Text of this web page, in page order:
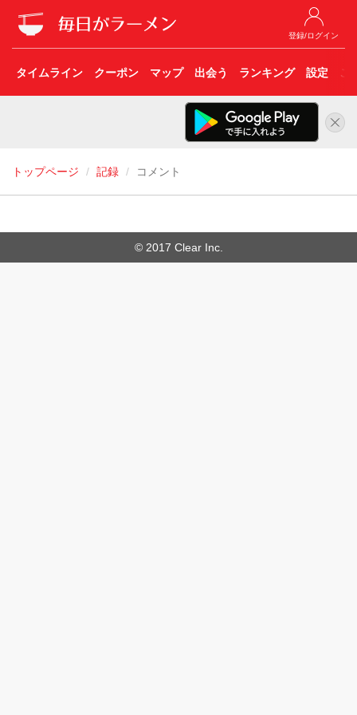
登録/ログイン
タイムライン クーポン マップ 出会う ランキング 設定 こ
トップページ 記録 コメント
© 2017 Clear Inc.